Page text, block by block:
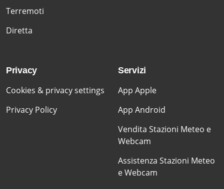
Terremoti
Diretta
Privacy
Cookies & privacy settings
Privacy Policy
Servizi
App Apple
App Android
Vendita Stazioni Meteo e
Webcam
Assistenza Stazioni Meteo
e Webcam